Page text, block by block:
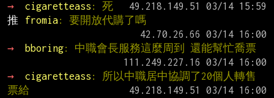
→
cigaretteass : 死
推
fromia: 要開放代購了嗎
→
bboring: 中職會長服務這麼周到 還能幫忙喬票
→
cigaretteass : 所以中職居中協調了20個人轉售
票給